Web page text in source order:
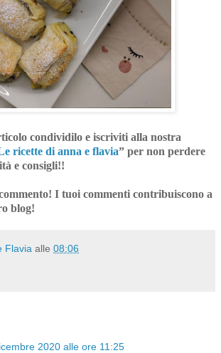
condividilo e iscriviti alla nostra
ricette di anna e flavia” per non perdere
e consigli!!
I tuoi commenti contribuiscono a
blog!
Flavia alle 08:06
2020 alle ore 11:25